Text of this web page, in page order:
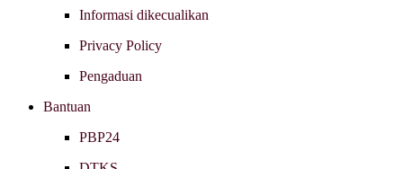
Informasi dikecualikan
Privacy Policy
Pengaduan
Bantuan
PBP24